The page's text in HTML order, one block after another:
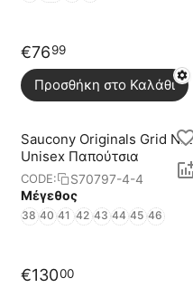
€7699
Προσθήκη στο Καλάθι
Saucony Originals Grid Nxt
Unisex Παπούτσια
CODE:
S70797-4-4
Μέγεθος
38 40 41 42 43 44 45 46
€13000